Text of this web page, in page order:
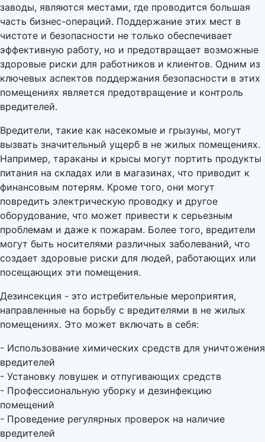
заводы, являются местами, где проводится большая
часть бизнес-операций. Поддержание этих мест в
чистоте и безопасности не только обеспечивает
эффективную работу, но и предотвращает возможные
здоровые риски для работников и клиентов. Одним из
ключевых аспектов поддержания безопасности в этих
помещениях является предотвращение и контроль
вредителей.
Вредители, такие как насекомые и грызуны, могут
вызвать значительный ущерб в не жилых помещениях.
Например, тараканы и крысы могут портить продукты
питания на складах или в магазинах, что приводит к
финансовым потерям. Кроме того, они могут
повредить электрическую проводку и другое
оборудование, что может привести к серьезным
проблемам и даже к пожарам. Более того, вредители
могут быть носителями различных заболеваний, что
создает здоровые риски для людей, работающих или
посещающих эти помещения.
Дезинсекция - это истребительные мероприятия,
направленные на борьбу с вредителями в не жилых
помещениях. Это может включать в себя:
- Использование химических средств для уничтожения
вредителей
- Установку ловушек и отпугивающих средств
- Профессиональную уборку и дезинфекцию
помещений
- Проведение регулярных проверок на наличие
вредителей